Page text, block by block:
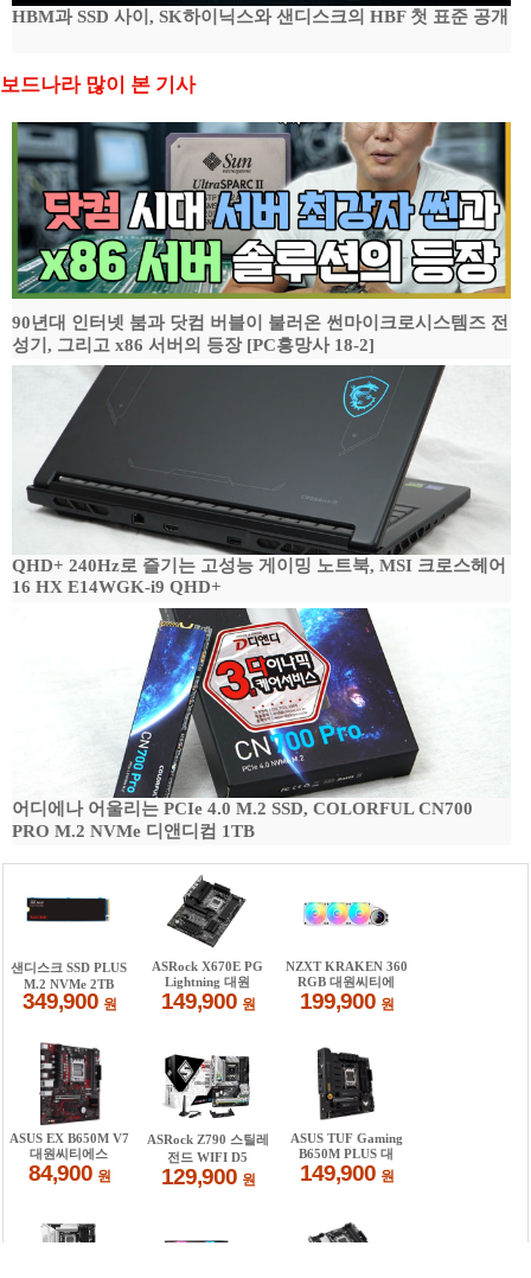
HBM과 SSD 사이, SK하이닉스와 샌디스크의 HBF 첫 표준 공개
보드나라 많이 본 기사
90년대 인터넷 붐과 닷컴 버블이 불러온 썬마이크로시스템즈 전
성기, 그리고 x86 서버의 등장 [PC흥망사 18-2]
QHD+ 240Hz로 즐기는 고성능 게이밍 노트북, MSI 크로스헤어
16 HX E14WGK-i9 QHD+
어디에나 어울리는 PCIe 4.0 M.2 SSD, COLORFUL CN700
PRO M.2 NVMe 디앤디컴 1TB